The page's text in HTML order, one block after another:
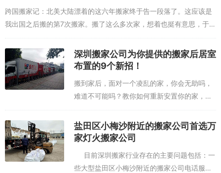
跨国搬家记：北美大陆漂着的这六年搬家终于告一段落了。这应该是
我出国之后搬的第7次搬家。搬了这么多次家，想着也挺有意思，于是
就写了这一篇日记，记录下我这段还在继续的留学生涯。 第一次
搬家，是我在多伦多...
深圳搬家公司为你提供的搬家后居室
布置的9个新招！
搬到家后，面对一个凌乱的家，你会无助吗，
难道不可能吗？教你如何重新安置你的家，如
果你打电话给深圳搬家公司，你会得到以下内
容： 1、经常在家栽盆青，可以提高品质，也
增加室内绿化，常青盆栽植物是...
盐田区小梅沙附近的搬家公司首选万
家灯火搬家公司
目前深圳搬家行业存在的主要问题包括：一
些大型盐田区小梅沙附近的搬家公司电话服务